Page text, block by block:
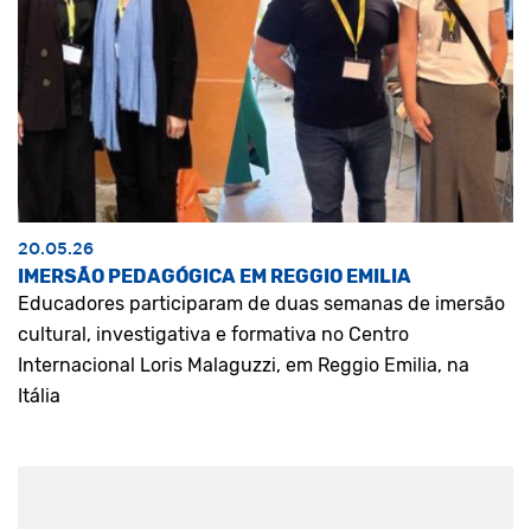
20.05.26
IMERSÃO PEDAGÓGICA EM REGGIO EMILIA
Educadores participaram de duas semanas de imersão
cultural, investigativa e formativa no Centro
Internacional Loris Malaguzzi, em Reggio Emilia, na
Itália